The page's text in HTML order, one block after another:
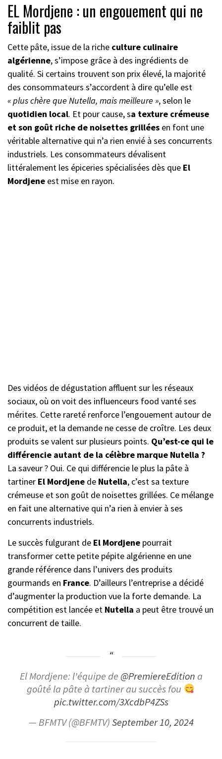
EL Mordjene : un engouement qui ne
faiblit pas
Cette pâte, issue de la riche culture culinaire
algérienne, s’impose grâce à des ingrédients de
qualité. Si certains trouvent son prix élevé, la majorité
des consommateurs s’accordent à dire qu’elle est
« plus chère que Nutella, maismeilleure », selon le
quotidien local. Et pour cause, sa texture crémeuse
et son goût riche de noisettes grillées en font une
véritable alternative qui n’a rien envié à ses concurrents
industriels. Les consommateurs dévalisent
littéralement les épiceries spécialisées dès que El
Mordjene est mise en rayon.
Des vidéos de dégustation affluent sur les réseaux
sociaux, où on voit des influenceurs food vanté ses
mérites. Cette rareté renforce l’engouement autour de
ce produit, et la demande ne cesse de croître. Les deux
produits se valent sur plusieurs points. Qu’est-ce qui le
différencie autant de la célèbre marque Nutella ?
La saveur ? Oui. Ce qui différencie le plus la pâte à
tartiner El Mordjene de Nutella, c’est sa texture
crémeuse et son goût de noisettes grillées. Ce mélange
en fait une alternative qui n’a rien à envier à ses
concurrents industriels.
Le succès fulgurant de El Mordjene pourrait
transformer cette petite pépite algérienne en une
grande référence dans l’univers des produits
gourmands en France. D’ailleurs l’entreprise a décidé
d’augmenter la production vue la forte demande. La
compétition est lancée et Nutella a peut être trouvé un
concurrent de taille.
El Mordjene: l'équipe de @PremiereEditiona
goûté la pâte à tartiner au succès fou
pic.twitter.com/3XcdbP4ZSs
— BFMTV (@BFMTV)September 10, 2024